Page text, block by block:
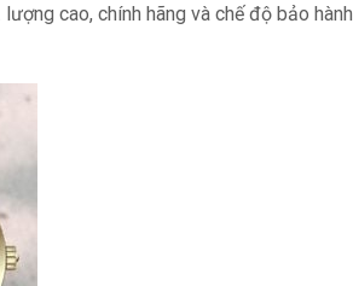
cao, chính hãng và chế độ bảo hành